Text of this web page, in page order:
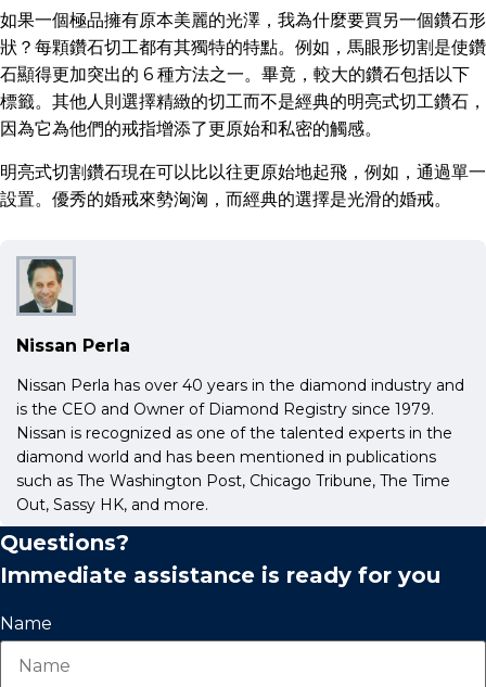
如果一個極品擁有原本美麗的光澤，我為什麼要買另一個鑽石形
狀？每顆鑽石切工都有其獨特的特點。例如，馬眼形切割是使鑽
石顯得更加突出的 6 種方法之一。畢竟，較大的鑽石包括以下
標籤。其他人則選擇精緻的切工而不是經典的明亮式切工鑽石，
因為它為他們的戒指增添了更原始和私密的觸感。
明亮式切割鑽石現在可以比以往更原始地起飛，例如，通過單一
設置。優秀的婚戒來勢洶洶，而經典的選擇是光滑的婚戒。
Nissan Perla
Nissan Perla has over 40 years in the diamond industry and
is the CEO and Owner of Diamond Registry since 1979.
Nissan is recognized as one of the talented experts in the
diamond world and has been mentioned in publications
such as The Washington Post, Chicago Tribune, The Time
Out, Sassy HK, and more.
Questions?
Immediate assistance is ready for you
Name